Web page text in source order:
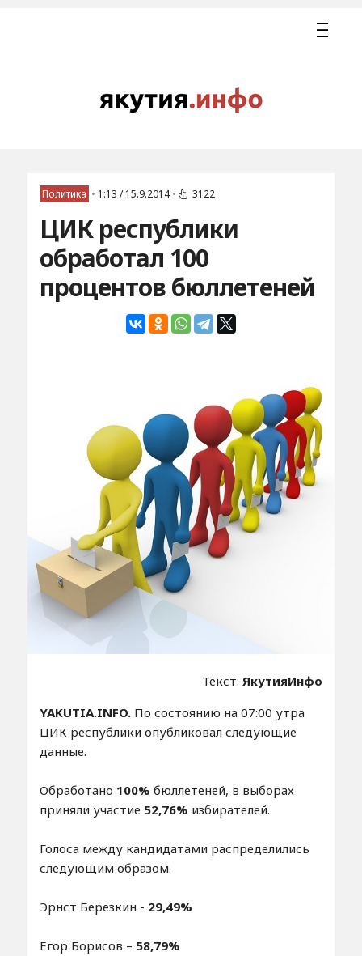
Политика • 1:13 / 15.9.2014 • 3122
ЦИК республики
обработал 100
процентов бюллетеней
Текст: ЯкутияИнфо
YAKUTIA.INFO.По состоянию на 07:00 утра
ЦИК республики опубликовал следующие
данные.
Обработано 100% бюллетеней, в выборах
приняли участие 52,76% избирателей.
Голоса между кандидатами распределились
следующим образом.
Эрнст Березкин - 29,49%
Егор Борисов – 58,79%